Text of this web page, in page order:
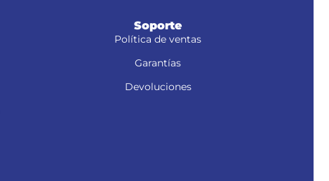
Soporte
Política de ventas
Garantías
Devoluciones